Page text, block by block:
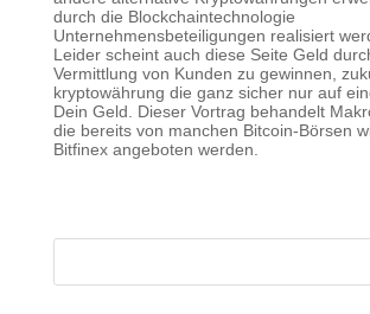
durch die Blockchaintechnologie
Unternehmensbeteiligungen realisiert
Leider scheint auch diese Seite Geld
Vermittlung von Kunden zu gewinnen,
kryptowährung die ganz sicher nur auf
Dein Geld. Dieser Vortrag behandelt
die bereits von manchen Bitcoin-Börsen
Bitfinex angeboten werden.